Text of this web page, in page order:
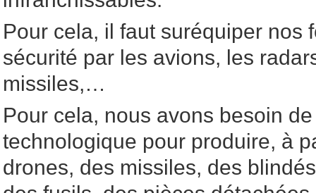
Pour cela, il faut suréquiper nos
sécurité par les avions, les
missiles,…
Pour cela, nous avons besoin
technologique pour produire, à
drones, des missiles, des